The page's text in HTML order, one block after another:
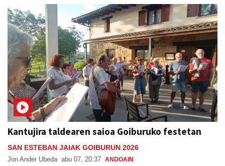
Kantujira taldearen saioa Goiburuko festetan
SAN ESTEBAN JAIAK GOIBURUN 2026
Jon Ander Ubeda abu 07, 20:37 ANDOAIN